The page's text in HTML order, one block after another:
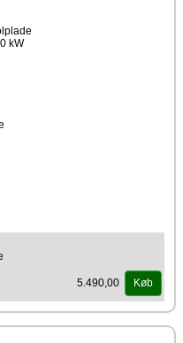
kW
5.490,00 Køb